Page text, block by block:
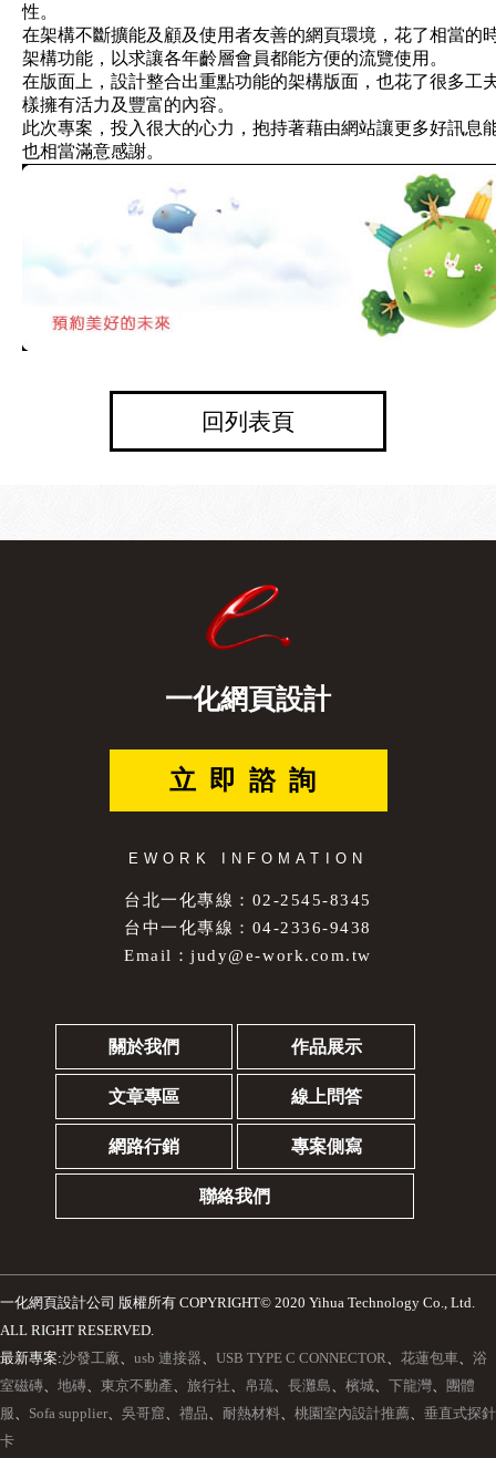
性。
在架構不斷擴能及顧及使用者友善的網頁環境，花了相當的
架構功能，以求讓各年齡層會員都能方便的流覽使用。
在版面上，設計整合出重點功能的架構版面，也花了很多工
樣擁有活力及豐富的內容。
此次專案，投入很大的心力，抱持著藉由網站讓更多好訊息
也相當滿意感謝。
回列表頁
一化網頁設計
立即諮詢
EWORK INFOMATION
台北一化專線：02-2545-8345
台中一化專線：04-2336-9438
Email：judy@e-work.com.tw
關於我們 作品展示
文章專區 線上問答
網路行銷 專案側寫
聯絡我們
一化網頁設計公司
版權所有 COPYRIGHT© 2020 Yihua Technology Co., Ltd.
ALL RIGHT RESERVED.
最新專案:沙發工廠、 usb 連接器、 USB TYPE C CONNECTOR、 花蓮包車、 浴
室磁磚、 地磚、 東京不動產、 旅行社、 帛琉、 長灘島、 檳城、 下龍灣、
團體
服、 Sofa supplier、 吳哥窟、 禮品、 耐熱材料、 桃園室內設計推薦、 垂直式探針
卡